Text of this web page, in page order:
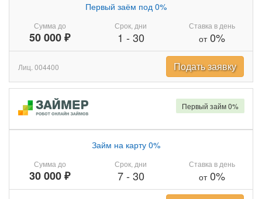
Сумма до
50 000 ₽
Первый заём под 0%
Срок, дни
1 - 30
Ставка в день
от0%
Лиц. 004400 Подать заявку
Сумма до
30 000 ₽
Займ на карту 0%
Срок, дни
7- 30
Ставка в день
от0%
Первый займ 0%